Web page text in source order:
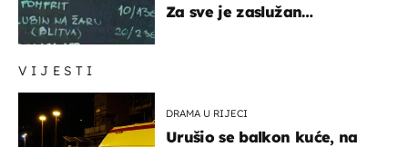
VIJESTI
DRAMA U RIJECI
Urušio se balkon kuće, na
Za sve je zaslužan